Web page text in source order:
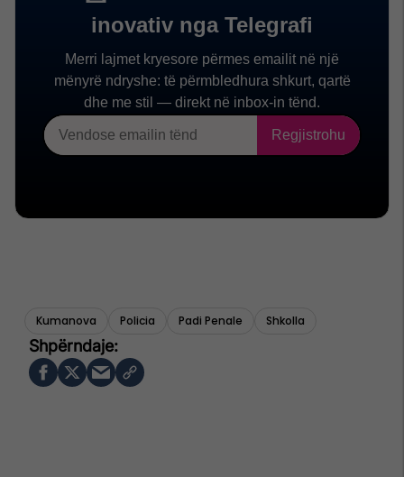
Kumanova Policia Padi Penale Shkolla